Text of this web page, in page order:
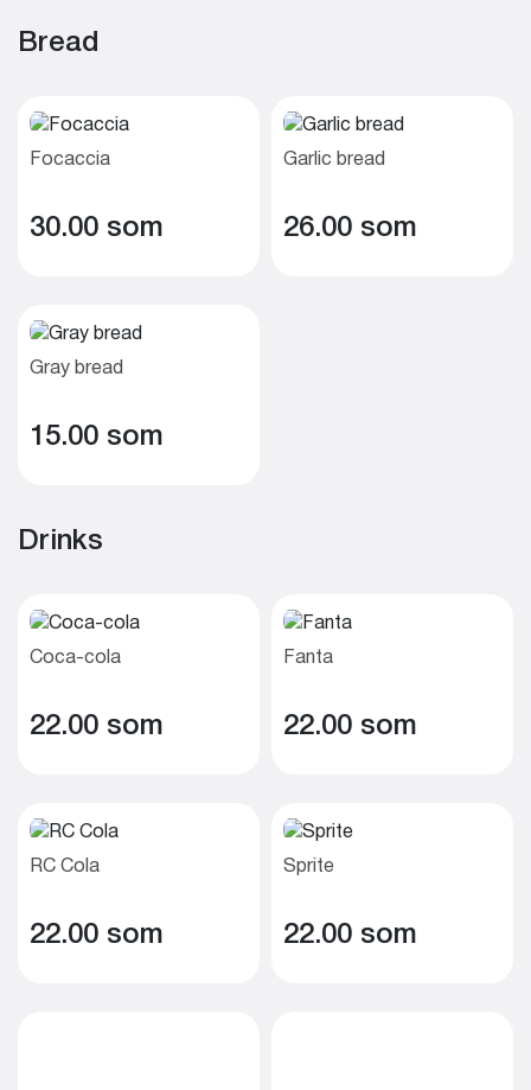
Bread
Focaccia
30.00 som
Garlic bread
26.00 som
Gray bread
15.00 som
Drinks
Coca-cola
22.00 som
Fanta
22.00 som
RC Cola
22.00 som
Sprite
22.00 som